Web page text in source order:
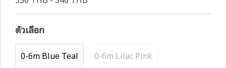
ตัวเลือก
0-6m Blue Teal 0-6m Lilac Pink